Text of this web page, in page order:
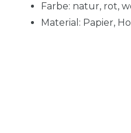
Farbe: natur, rot,
Material: Papier,